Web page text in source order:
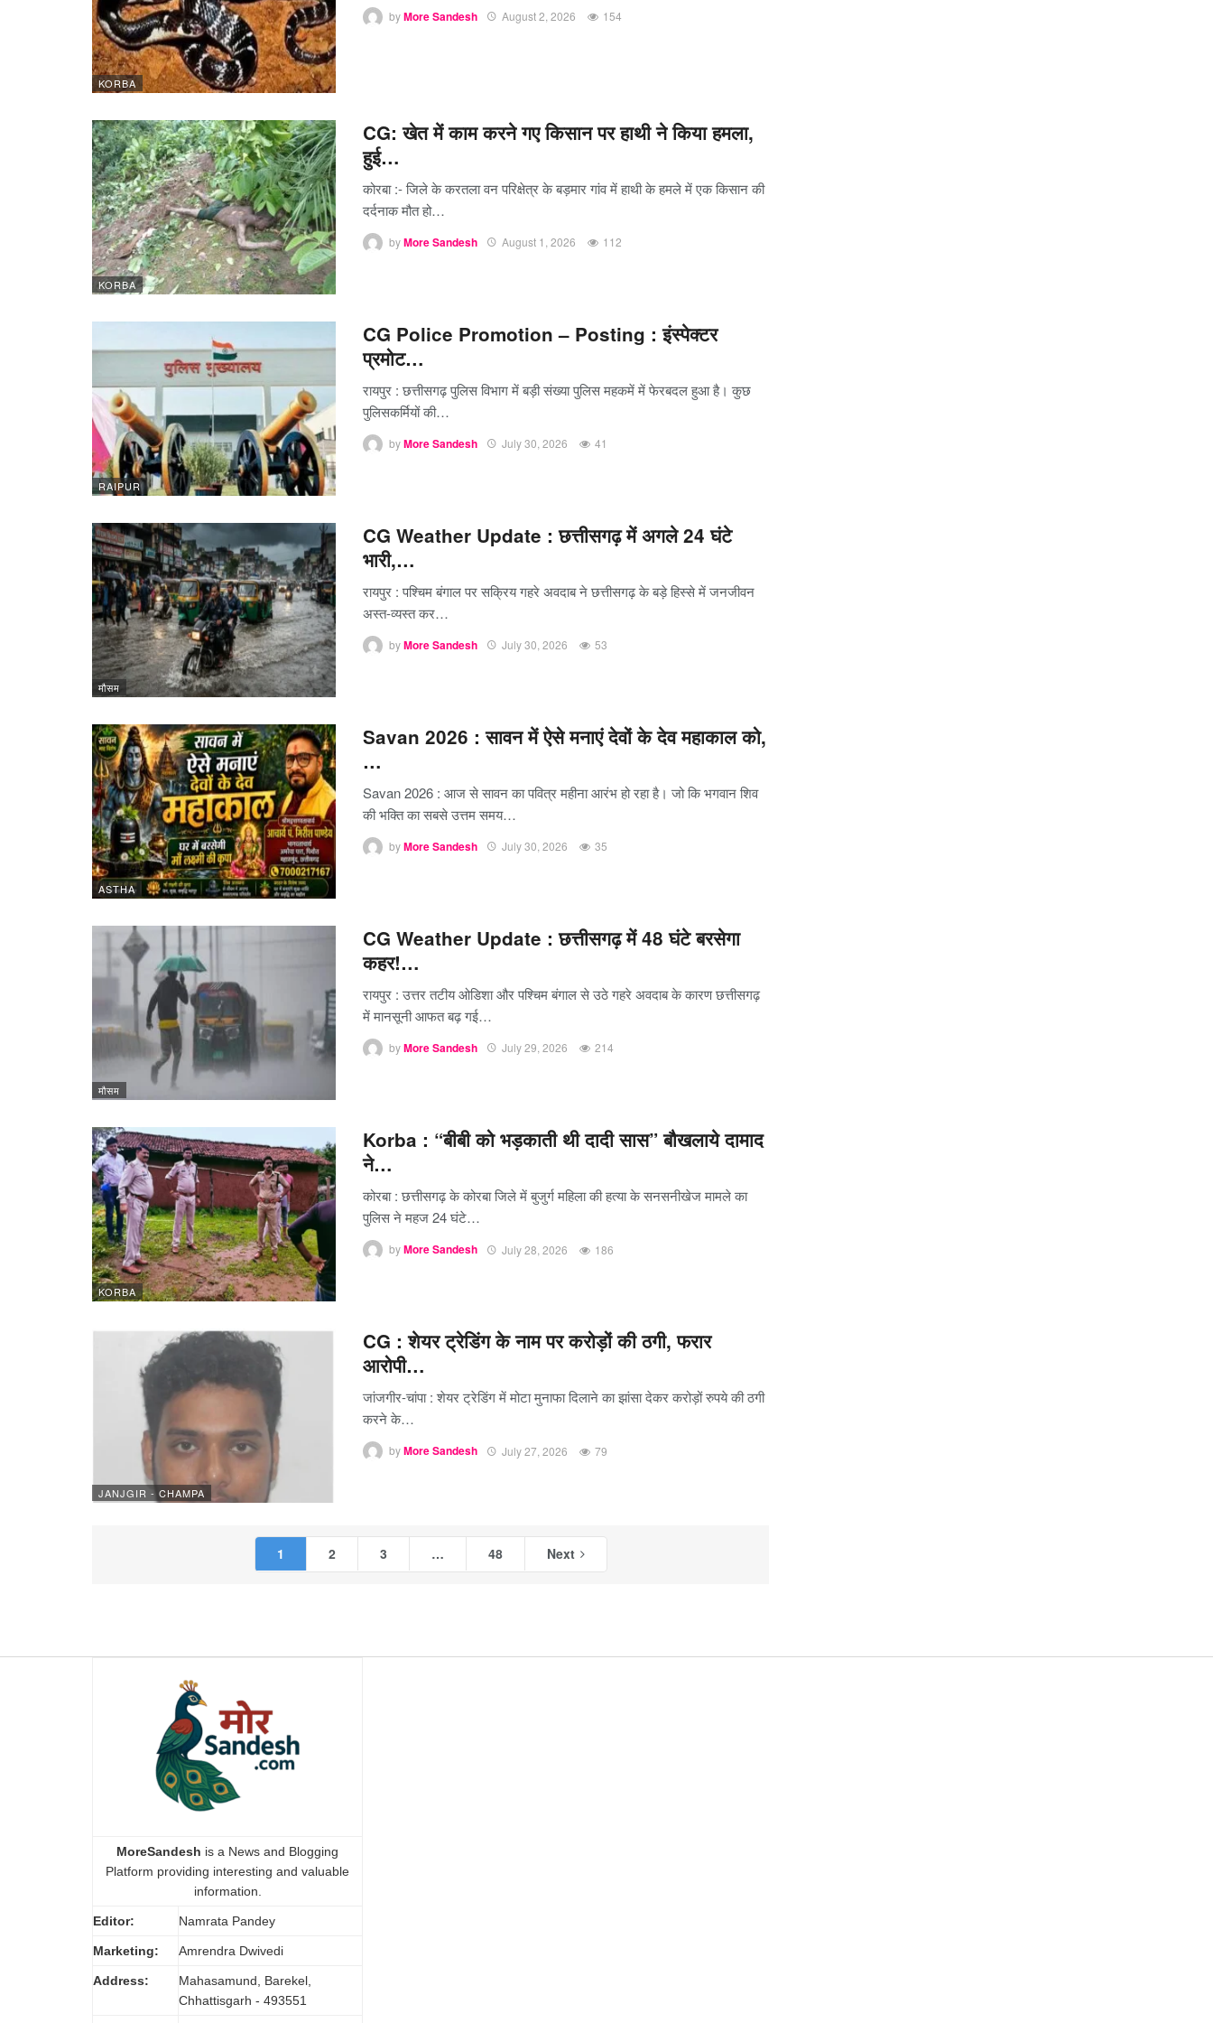
KORBA
byMore Sandesh August 2, 2026 154
KORBA
CG: खेत में काम करने गए किसान पर हाथी ने किया हमला,
हुई…
कोरबा :- जिले के करतला वन परिक्षेत्र के बड़मार गांव में हाथी के हमले में एक किसान की
दर्दनाक मौत हो…
byMore Sandesh August 1, 2026 112
RAIPUR
CG Police Promotion – Posting : इंस्पेक्टर
प्रमोट…
रायपुर : छत्तीसगढ़ पुलिस विभाग में बड़ी संख्या पुलिस महकमें में फेरबदल हुआ है। कुछ
पुलिसकर्मियों की…
byMore Sandesh July 30, 2026 41
मौसम
CG Weather Update : छत्तीसगढ़ में अगले 24 घंटे
भारी,…
रायपुर : पश्चिम बंगाल पर सक्रिय गहरे अवदाब ने छत्तीसगढ़ के बड़े हिस्से में जनजीवन
अस्त-व्यस्त कर…
byMore Sandesh July 30, 2026 53
ASTHA
Savan 2026 : सावन में ऐसे मनाएं देवों के देव महाकाल को,
…
Savan 2026 : आज से सावन का पवित्र महीना आरंभ हो रहा है। जो कि भगवान शिव
की भक्ति का सबसे उत्तम समय…
byMore Sandesh July 30, 2026 35
मौसम
CG Weather Update : छत्तीसगढ़ में 48 घंटे बरसेगा
कहर!…
रायपुर : उत्तर तटीय ओडिशा और पश्चिम बंगाल से उठे गहरे अवदाब के कारण छत्तीसगढ़
में मानसूनी आफत बढ़ गई…
byMore Sandesh July 29, 2026 214
KORBA
Korba : “बीबी को भड़काती थी दादी सास” बौखलाये दामाद
ने…
कोरबा : छत्तीसगढ़ के कोरबा जिले में बुजुर्ग महिला की हत्या के सनसनीखेज मामले का
पुलिस ने महज 24 घंटे…
byMore Sandesh July 28, 2026 186
JANJGIR - CHAMPA
CG : शेयर ट्रेडिंग के नाम पर करोड़ों की ठगी, फरार
आरोपी…
जांजगीर-चांपा : शेयर ट्रेडिंग में मोटा मुनाफा दिलाने का झांसा देकर करोड़ों रुपये की ठगी
करने के…
byMore Sandesh July 27, 2026 79
1 2 3 … 48 Next
MoreSandesh is a News and Blogging
Platform providing interesting and valuable
information.
Editor: Namrata Pandey
Marketing: Amrendra Dwivedi
Address:
Mahasamund, Barekel,
Chhattisgarh - 493551